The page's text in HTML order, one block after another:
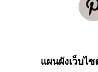
แผนผังเว็บไซ